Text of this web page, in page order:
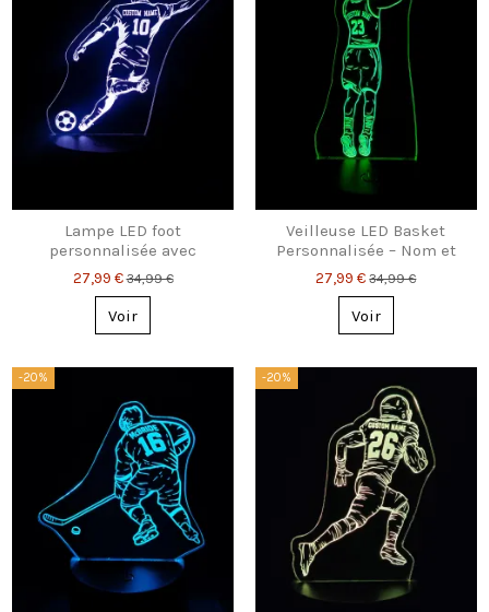
Lampe LED foot
personnalisée avec
prénom et numéro
27,99 €34,99 €
Voir
Veilleuse LED Basket
Personnalisée – Nom et
Numéro Gravés
27,99 €34,99 €
Voir
-20% -20%